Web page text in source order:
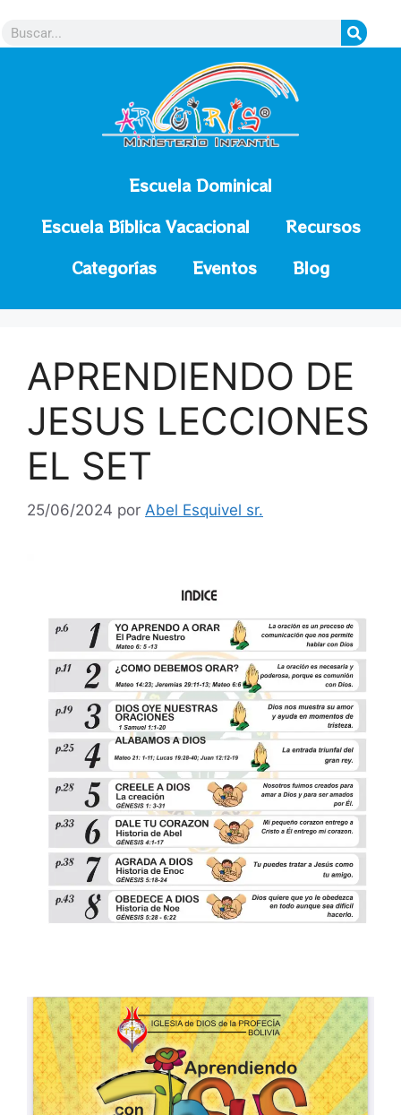
Escuela Dominical
Escuela Bíblica Vacacional
Recursos
Categorías
Eventos Blog
APRENDIENDO DE
JESUS LECCIONES
EL SET
25/06/2024 por Abel Esquivel sr.